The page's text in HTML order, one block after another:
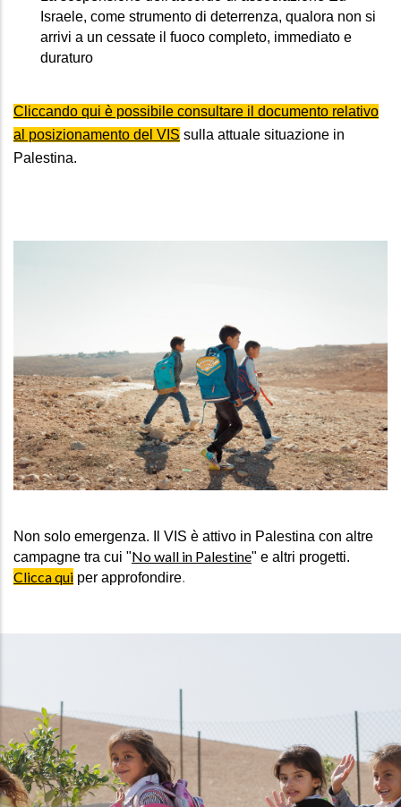
Israele, come strumento di deterrenza, qualora non si
arrivi a un cessate il fuoco completo, immediato e
duraturo
Cliccando qui è possibile consultare il documento relativo
al posizionamento del VIS sulla attuale situazione in
Palestina.
Non solo emergenza. Il VIS è attivo in Palestina con altre
campagne tra cui "No wall in Palestine" e altri progetti.
Clicca qui per approfondire.